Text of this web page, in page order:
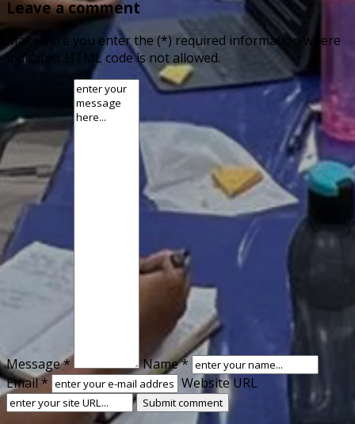
Leave a comment
Make sure you enter the (*) required information where
indicated. HTML code is not allowed.
Message *
Name *
Email *
Website URL